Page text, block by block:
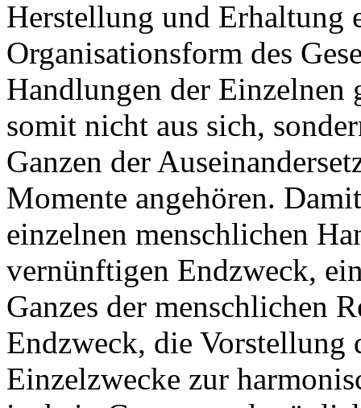
Herstellung und Erhaltung
Organisationsform des
Handlungen der
somit nicht aus sich,
Ganzen der
Momente angehören.
einzelnen menschlichen
vernünftigen Endzweck,
Ganzes der menschlichen
Endzweck, die Vorstellung
Einzelzwecke zur